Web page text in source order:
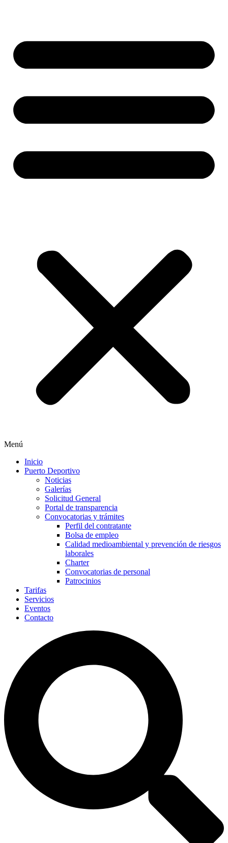
Menú
Inicio
Puerto Deportivo
Noticias
Galerías
Solicitud General
Portal de transparencia
Convocatorias y trámites
Perfil del contratante
Bolsa de empleo
Calidad medioambiental y prevención de riesgos
laborales
Charter
Convocatorias de personal
Patrocinios
Tarifas
Servicios
Eventos
Contacto